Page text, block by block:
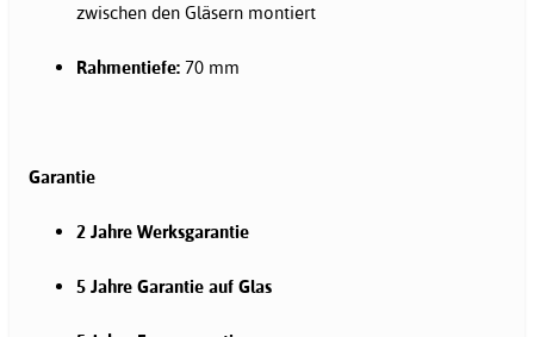
zwischen den Gläsern montiert
Rahmentiefe: 70 mm
Garantie
2 Jahre Werksgarantie
5 Jahre Garantie auf Glas